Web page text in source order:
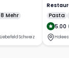
Mehr
Schweiz
Pasta
5.00